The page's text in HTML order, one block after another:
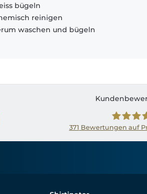
bügeln
reinigen
waschen und bügeln
371 Bewertungen auf